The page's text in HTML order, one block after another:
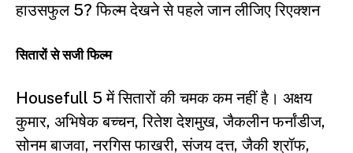
हाउसफुल 5? फिल्म देखने से पहले जान लीजिए रिएक्शन
सितारों से सजी फिल्म
Housefull 5 में सितारों की चमक कम नहीं है। अक्षय
कुमार, अभिषेक बच्चन, रितेश देशमुख, जैकलीन फर्नांडीज,
सोनम बाजवा, नरगिस फाखरी, संजय दत्त, जैकी श्रॉफ,